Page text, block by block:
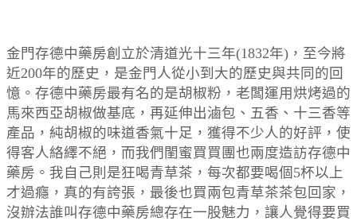
金門存德中藥房創立於清道光十三年(1832年)，至今將
近200年的歷史，是金門人從小到大的歷史與共同的回
憶。存德中藥房最有名的是胡椒粉，老闆運用烘烤過的
馬來西亞胡椒做基底，再延伸出滷包、五香、十三香等
產品，純胡椒的味道香氣十足，獲得不少人的好評，使
得客人絡繹不絕，而我們閨蜜買買團也兩度造訪存德中
藥房。我自己則是狂喝青草茶，每次都要喝個5杯以上
才過癮，真的有誇張，最後也買兩包青草茶茶包回家，
沒辦法誰叫存德中藥房總存在一股魅力，讓人覺得要買